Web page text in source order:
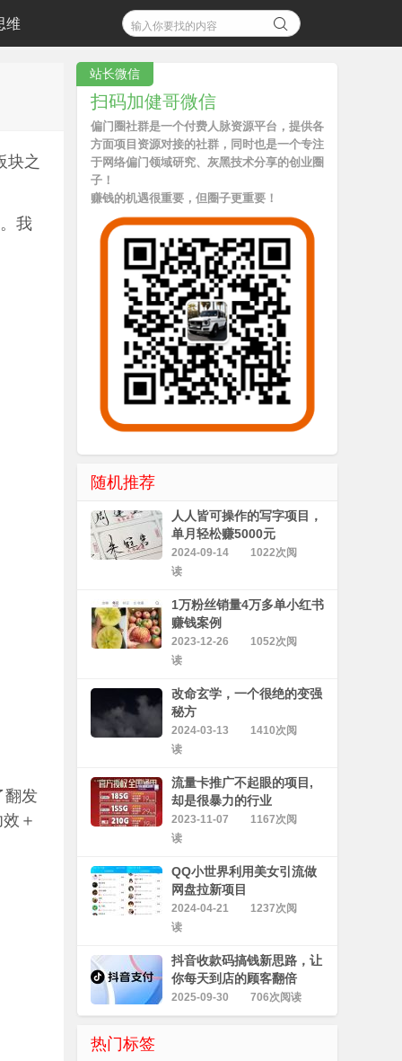
维
块之
我
翻发
＋
站长微信
扫码加健哥微信
偏门圈社群是一个付费人脉资源平台，提供各
方面项目资源对接的社群，同时也是一个专注
于网络偏门领域研究、灰黑技术分享的创业圈
子！
赚钱的机遇很重要，但圈子更重要！
随机推荐
人人皆可操作的写字项目，
单月轻松赚5000元
2024-09-14
1022次阅
读
1万粉丝销量4万多单小红书
赚钱案例
2023-12-26
1052次阅
读
改命玄学，一个很绝的变强
秘方
2024-03-13
1410次阅
读
流量卡推广不起眼的项目,
却是很暴力的行业
2023-11-07
1167次阅
读
QQ小世界利用美女引流做
网盘拉新项目
2024-04-21
1237次阅
读
抖音收款码搞钱新思路，让
你每天到店的顾客翻倍
2025-09-30 706次阅读
热门标签